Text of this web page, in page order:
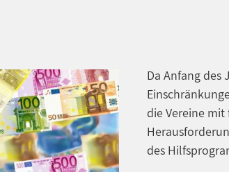
Da Anfang des
die Vereine
des